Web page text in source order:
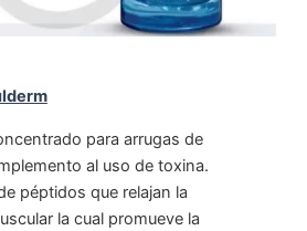
para arrugas de
al uso de toxina.
péptidos que relajan la
la cual promueve la